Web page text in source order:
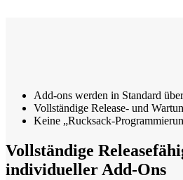
Add-ons werden in Standard
Vollständige Release- und
Keine „Rucksack-
Vollständige
individueller Add-Ons